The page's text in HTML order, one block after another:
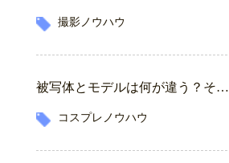
撮影ノウハウ
被写体とモデルは何が違う？そ…
コスプレノウハウ